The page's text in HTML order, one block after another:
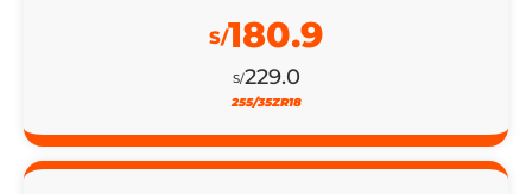
S/229.0
S/180.9
255/35ZR18